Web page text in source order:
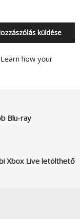
Learn how your
Blu-ray
Xbox Live letölthető